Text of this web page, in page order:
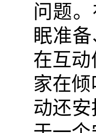
问题
眠准
在互
家在
动还